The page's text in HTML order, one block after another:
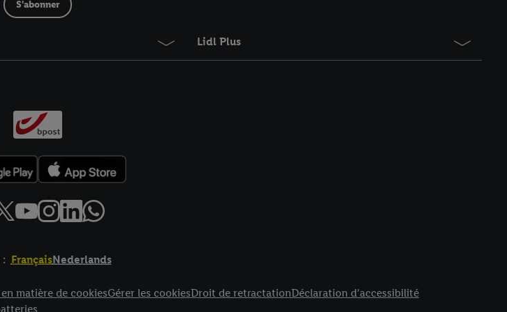
S'abonner
Lidl Plus
: FrançaisNederlands
matière de cookiesGérer les cookiesDroit de retractationDéclaration d’accessibilité